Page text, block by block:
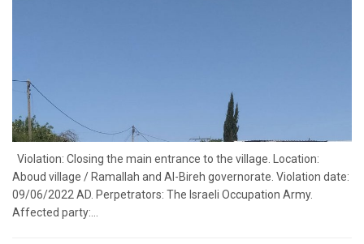
Violation: Closing the main entrance to the village. Location:
Aboud village / Ramallah and Al-Bireh governorate. Violation date:
09/06/2022 AD. Perpetrators: The Israeli Occupation Army.
Affected party:...